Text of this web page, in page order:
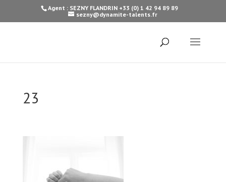
Agent : SEZNY FLANDRIN +33 (0) 1 42 94 89 89
sezny@dynamite-talents.fr
23